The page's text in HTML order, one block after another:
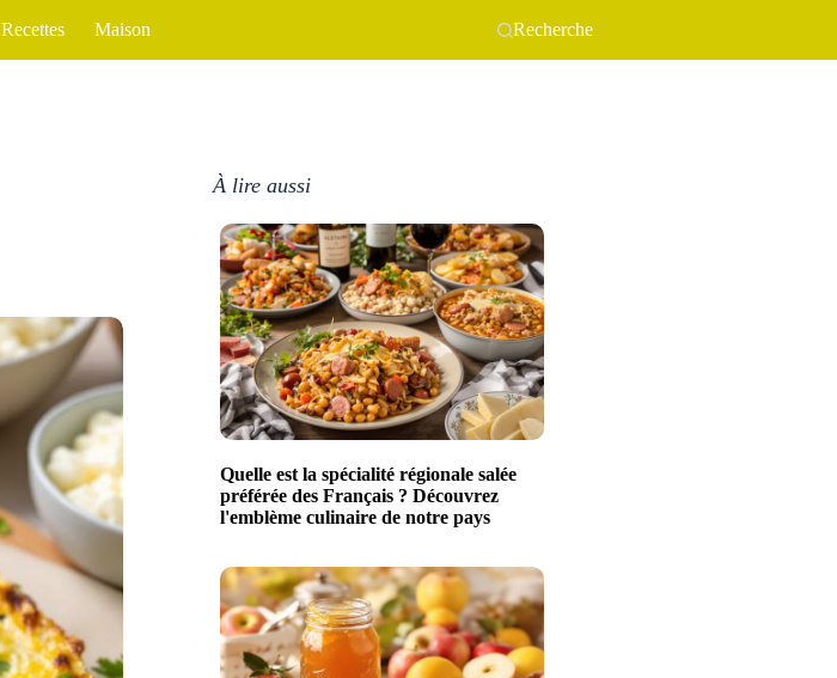
Recettes Maison Recherche
À lire aussi
Quelle est la spécialité régionale salée
préférée des Français ? Découvrez
l'emblème culinaire de notre pays